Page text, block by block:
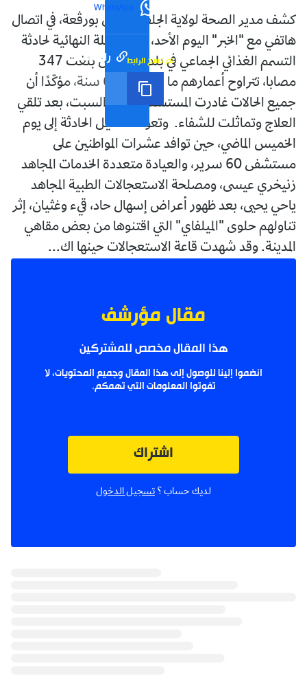
WhatsApp
رابط مختصر تم نسخ الرابط
كشف مدير الصحة لولاية الجلفة، فاروق بورڤعة، في اتصال
هاتفي مع "الخبر" اليوم الأحد، أن الحصيلة النهائية لحادثة
التسمم الغذائي الجماعي في بلدية البيرين بلغت 347
مصابا، تتراوح أعمارهم ما بين 12 و62 سنة، مؤكّدًا أن
جميع الحالات غادرت المستشفى أمس السبت، بعد تلقي
العلاج وتماثلت للشفاء. وتعود تفاصيل الحادثة إلى يوم
الخميس الماضي، حين توافد عشرات المواطنين على
مستشفى 60 سرير، والعيادة متعددة الخدمات المجاهد
زنيخري عيسى، ومصلحة الاستعجالات الطبية المجاهد
ياحي يحيى، بعد ظهور أعراض إسهال حاد، قيء وغثيان، إثر
تناولهم حلوى "الميلفاي" التي اقتنوها من بعض مقاهي
المدينة. وقد شهدت قاعة الاستعجالات حينها اك...
مقال مؤرشف
هذا المقال مخصص للمشتركين
انضموا إلينا للوصول إلى هذا المقال وجميع المحتويات، لا
تفوتوا المعلومات التي تهمكم.
اشتراك
لديك حساب ؟ تسجيل الدخول